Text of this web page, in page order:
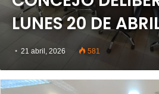
LUNES 20 DE
21 abril, 2026 581